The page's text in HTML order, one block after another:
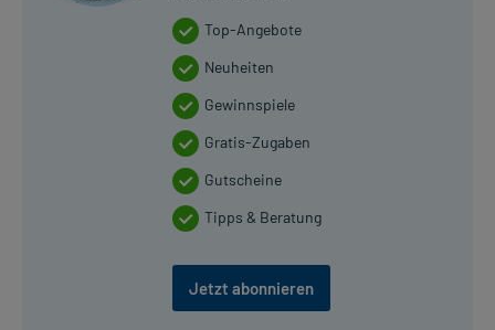
Top-Angebote
Neuheiten
Gewinnspiele
Gratis-Zugaben
Gutscheine
Tipps & Beratung
Jetzt abonnieren